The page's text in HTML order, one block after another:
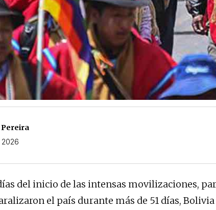
2026
del inicio de las intensas movilizaciones,
el país durante más de 51 días,